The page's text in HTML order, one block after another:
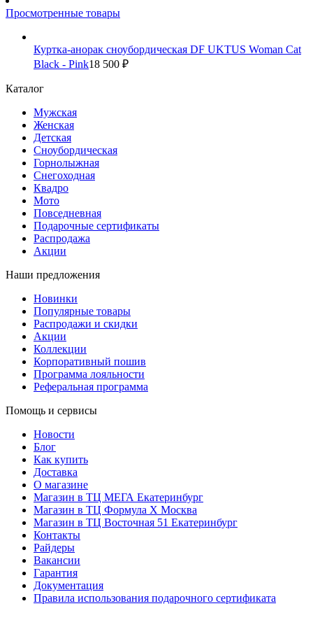
Просмотренные товары
Куртка-анорак сноубордическая DF UKTUS Woman Cat
Black - Pink18 500 ₽
Каталог
Мужская
Женская
Детская
Сноубордическая
Горнолыжная
Снегоходная
Квадро
Мото
Повседневная
Подарочные сертификаты
Распродажа
Акции
Наши предложения
Новинки
Популярные товары
Распродажи и скидки
Акции
Коллекции
Корпоративный пошив
Программа лояльности
Реферальная программа
Помощь и сервисы
Новости
Блог
Как купить
Доставка
О магазине
Магазин в ТЦ МЕГА Екатеринбург
Магазин в ТЦ Формула X Москва
Магазин в ТЦ Восточная 51 Екатеринбург
Контакты
Райдеры
Вакансии
Гарантия
Документация
Правила использования подарочного сертификата